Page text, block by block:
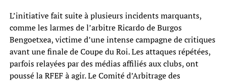
L’initiative fait suite à plusieurs incidents marquants,
comme les larmes de l’arbitre Ricardo de Burgos
Bengoetxea, victime d’une intense campagne de critiques
avant une finale de Coupe du Roi. Les attaques répétées,
parfois relayées par des médias affiliés aux clubs, ont
poussé la RFEF à agir. Le Comité d’Arbitrage des